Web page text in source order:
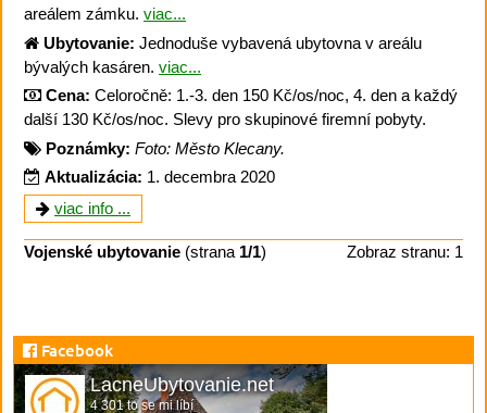
areálem zámku. viac...
Ubytovanie: Jednoduše vybavená ubytovna v areálu
bývalých kasáren. viac...
Cena: Celoročně: 1.-3. den 150 Kč/os/noc, 4. den a každý
další 130 Kč/os/noc. Slevy pro skupinové firemní pobyty.
Poznámky: Foto: Město Klecany.
Aktualizácia: 1. decembra 2020
viac info ...
Vojenské ubytovanie (strana 1/1) Zobraz stranu: 1
Facebook
LacneUbytovanie.net
4 301 to se mi líbí